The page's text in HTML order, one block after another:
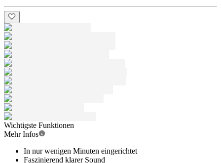
Wichtigste Funktionen
Mehr Infos
In nur wenigen Minuten eingerichtet
Faszinierend klarer Sound